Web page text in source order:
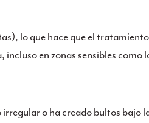
lo que hace que el
en zonas sensibles como
o ha creado bultos bajo